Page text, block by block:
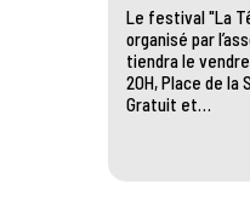
Le festival "La
organisé par
tiendra le
20H, Place de la
Gratuit et…